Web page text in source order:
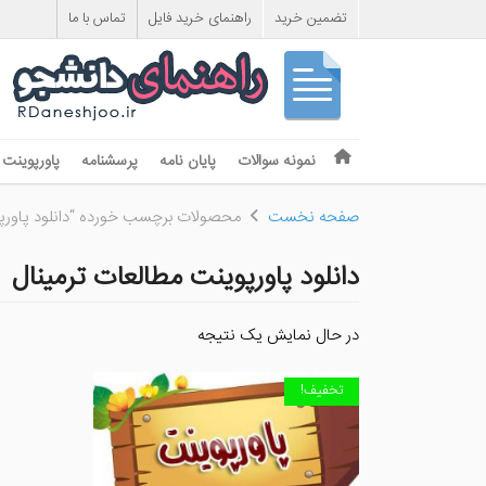
تضمین خرید راهنمای خرید فایل تماس با ما
Menu
Skip to content
نمونه سوالات پایان نامه پرسشنامه پاورپوینت
صفحه نخست محصولات برچسب خورده “دانلود
دانلود پاورپوینت مطالعات ترمینال
در حال نمایش یک نتیجه
تخفیف!